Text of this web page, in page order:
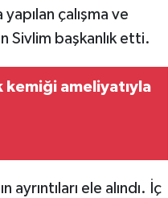
çalışma ve
Sivlim başkanlık etti.
kemiği ameliyatıyla
ele alındı. İç